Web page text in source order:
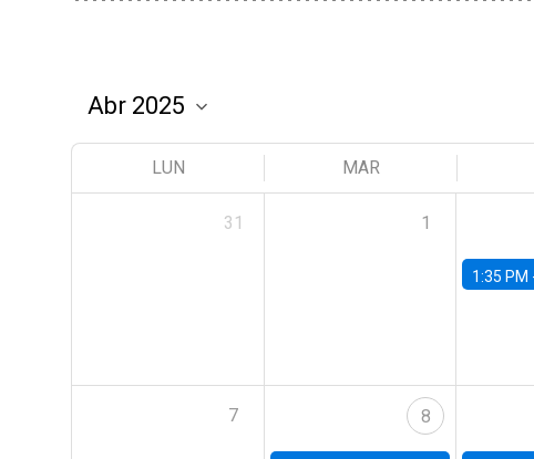
LUN MAR
31 1
1:35 PM
7 8